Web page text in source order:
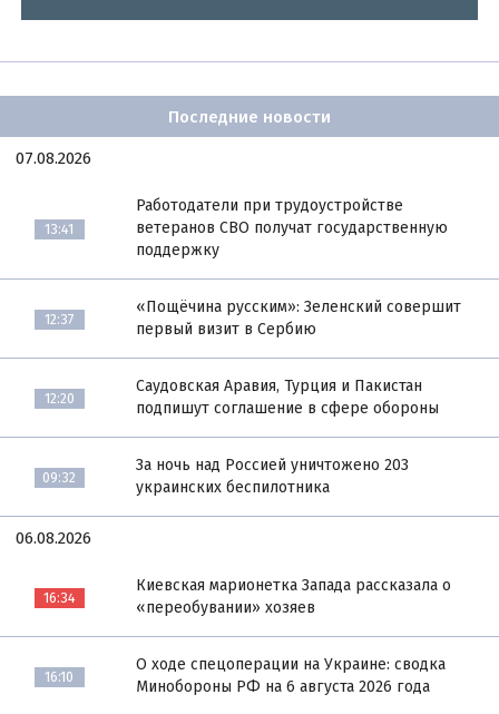
Последние новости
07.08.2026
13:41
Работодатели при трудоустройстве
ветеранов СВО получат государственную
поддержку
12:37
«Пощёчина русским»: Зеленский совершит
первый визит в Сербию
12:20
Саудовская Аравия, Турция и Пакистан
подпишут соглашение в сфере обороны
09:32
За ночь над Россией уничтожено 203
украинских беспилотника
06.08.2026
16:34
Киевская марионетка Запада рассказала о
«переобувании» хозяев
16:10
О ходе спецоперации на Украине: сводка
Минобороны РФ на 6 августа 2026 года